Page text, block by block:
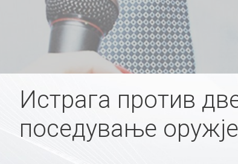
Истрага против
поседување